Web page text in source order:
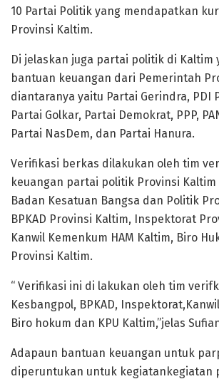
10 Partai Politik yang mendapatkan
Provinsi Kaltim.
Di jelaskan juga partai politik di Kaltim
bantuan keuangan dari Pemerintah
diantaranya yaitu Partai Gerindra, PDI
Partai Golkar, Partai Demokrat, PPP,
Partai NasDem, dan Partai Hanura.
Verifikasi berkas dilakukan oleh tim
keuangan partai politik Provinsi
Badan Kesatuan Bangsa dan Politik
BPKAD Provinsi Kaltim, Inspektorat
Kanwil Kemenkum HAM Kaltim, Biro
Provinsi Kaltim.
“ Verifikasi ini di lakukan oleh tim
Kesbangpol, BPKAD,
Biro hokum dan KPU Kaltim,”jelas
Adapaun bantuan keuangan untuk
diperuntukan untuk kegiatankegiatan